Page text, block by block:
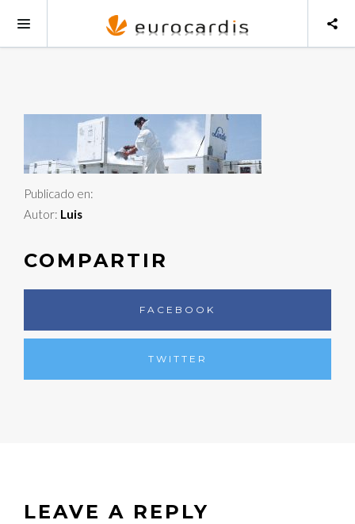
Publicado en:
Autor: Luis
COMPARTIR
FACEBOOK
TWITTER
LEAVE A REPLY